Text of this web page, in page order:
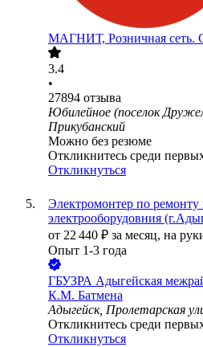
МАГНИТ, Розничная сеть.
3.4
•
27894 отзыва
Юбилейное (поселок
Прикубанский
Можно без резюме
Откликнитесь среди
Откликнуться
Электромонтер по
электрооборудовния
от 22 440 ₽ за месяц, на
Опыт 1-3 года
ГБУЗРА Адыгейская
К.М. Батмена
Адыгейск, Пролетарская
Откликнитесь среди
Откликнуться